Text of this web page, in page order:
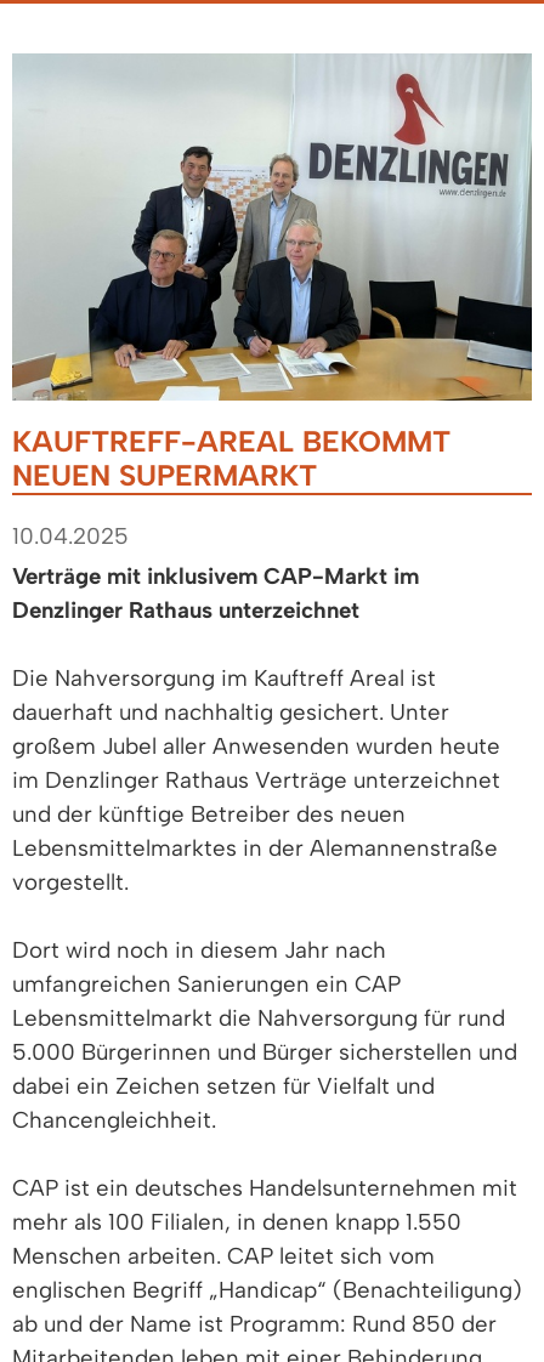
KAUFTREFF-AREAL BEKOMMT
NEUEN SUPERMARKT
10.04.2025
Verträge mit inklusivem CAP-Markt im
Denzlinger Rathaus unterzeichnet
Die Nahversorgung im Kauftreff Areal ist
dauerhaft und nachhaltig gesichert. Unter
großem Jubel aller Anwesenden wurden heute
im Denzlinger Rathaus Verträge unterzeichnet
und der künftige Betreiber des neuen
Lebensmittelmarktes in der Alemannenstraße
vorgestellt.
Dort wird noch in diesem Jahr nach
umfangreichen Sanierungen ein CAP
Lebensmittelmarkt die Nahversorgung für rund
5.000 Bürgerinnen und Bürger sicherstellen und
dabei ein Zeichen setzen für Vielfalt und
Chancengleichheit.
CAP ist ein deutsches Handelsunternehmen mit
mehr als 100 Filialen, in denen knapp 1.550
Menschen arbeiten. CAP leitet sich vom
englischen Begriff „Handicap“ (Benachteiligung)
ab und der Name ist Programm: Rund 850 der